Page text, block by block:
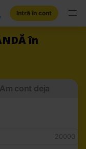
Intră în cont
în
Am cont deja
20000